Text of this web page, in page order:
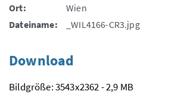
Ort:
Wien
Dateiname:
_WIL4166-CR3.jpg
Download
Bildgröße: 3543x2362 - 2,9 MB